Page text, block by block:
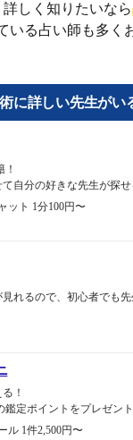
しく知りたいなら
いる占い師も多く
に詳しい先生がい
自分の好きな先生が探せ
ット 1分100円〜
れるので、初心者でも
！
鑑定ポイントをプレゼン
ル 1件2,500円〜